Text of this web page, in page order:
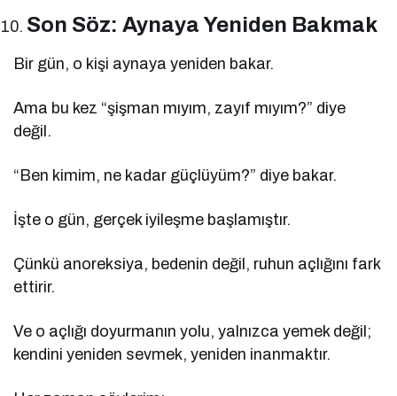
Son Söz: Aynaya Yeniden Bakmak
Bir gün, o kişi aynaya yeniden bakar.
Ama bu kez “şişman mıyım, zayıf mıyım?” diye
değil.
“Ben kimim, ne kadar güçlüyüm?” diye bakar.
İşte o gün, gerçek iyileşme başlamıştır.
Çünkü anoreksiya, bedenin değil, ruhun açlığını fark
ettirir.
Ve o açlığı doyurmanın yolu, yalnızca yemek değil;
kendini yeniden sevmek, yeniden inanmaktır.